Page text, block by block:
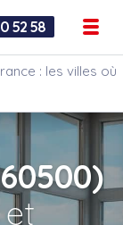
52 58
: les villes où